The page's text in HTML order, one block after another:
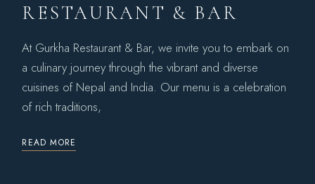
RESTAURANT & BAR
At Gurkha Restaurant & Bar, we invite you to embark on
a culinary journey through the vibrant and diverse
cuisines of Nepal and India. Our menu is a celebration
of rich traditions,
READ MORE